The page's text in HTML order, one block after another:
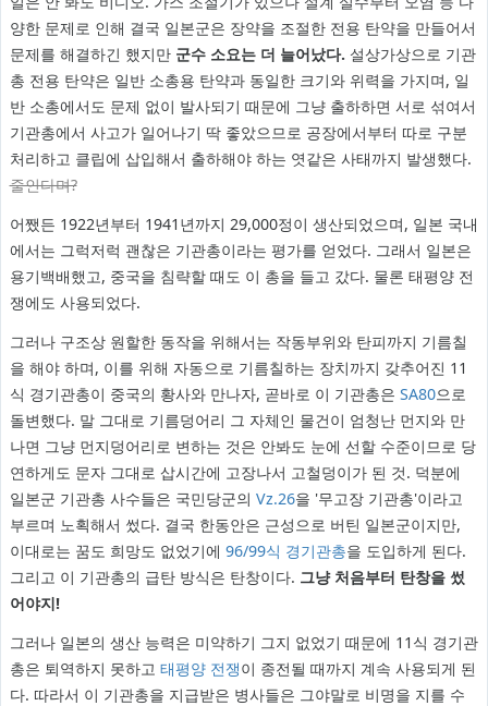
양한 문제로 인해 결국 일본군은 장약을 조절한 전용 탄약을 만들어서
문제를 해결하긴 했지만 군수 소요는 더 늘어났다.설상가상으로 기관
총 전용 탄약은 일반 소총용 탄약과 동일한 크기와 위력을 가지며, 일
반 소총에서도 문제 없이 발사되기 때문에 그냥 출하하면 서로 섞여서
기관총에서 사고가 일어나기 딱 좋았으므로 공장에서부터 따로 구분
처리하고 클립에 삽입해서 출하해야 하는 엿같은 사태까지 발생했다.
줄인다며?
어쨌든 1922년부터 1941년까지 29,000정이 생산되었으며, 일본 국내
에서는 그럭저럭 괜찮은 기관총이라는 평가를 얻었다. 그래서 일본은
용기백배했고, 중국을 침략할 때도 이 총을 들고 갔다. 물론 태평양 전
쟁에도 사용되었다.
그러나 구조상 원할한 동작을 위해서는 작동부위와 탄피까지 기름칠
을 해야 하며, 이를 위해 자동으로 기름칠하는 장치까지 갖추어진 11
식 경기관총이 중국의 황사와 만나자, 곧바로 이 기관총은 SA80으로
돌변했다. 말 그대로 기름덩어리 그 자체인 물건이 엄청난 먼지와 만
나면 그냥 먼지덩어리로 변하는 것은 안봐도 눈에 선할 수준이므로 당
연하게도 문자 그대로 삽시간에 고장나서 고철덩이가 된 것. 덕분에
일본군 기관총 사수들은 국민당군의 Vz.26을 '무고장 기관총'이라고
부르며 노획해서 썼다. 결국 한동안은 근성으로 버틴 일본군이지만,
이대로는 꿈도 희망도 없었기에 96/99식 경기관총을 도입하게 된다.
그리고 이 기관총의 급탄 방식은 탄창이다. 그냥 처음부터 탄창을 썼
어야지!
그러나 일본의 생산 능력은 미약하기 그지 없었기 때문에 11식 경기관
총은 퇴역하지 못하고 태평양 전쟁이 종전될 때까지 계속 사용되게 된
다. 따라서 이 기관총을 지급받은 병사들은 그야말로 비명을 지를 수